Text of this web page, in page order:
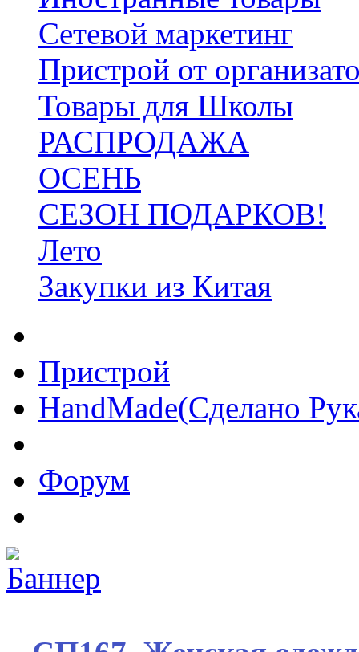
Сетевой маркетинг
Пристрой от
Товары для Школы
РАСПРОДАЖА
ОСЕНЬ
СЕЗОН ПОДАРКОВ!
Лето
Закупки из Китая
Пристрой
HandMade(Сделано
Форум